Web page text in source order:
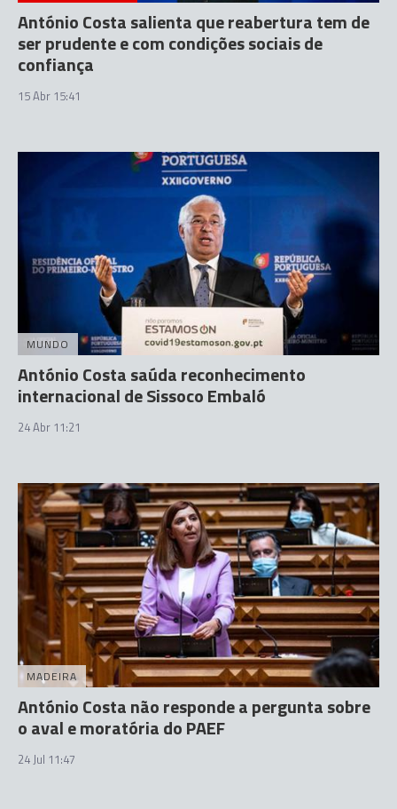
António Costa salienta que reabertura tem de
ser prudente e com condições sociais de
confiança
15 Abr 15:41
MUNDO
António Costa saúda reconhecimento
internacional de Sissoco Embaló
24 Abr 11:21
MADEIRA
António Costa não responde a pergunta sobre
o aval e moratória do PAEF
24 Jul 11:47